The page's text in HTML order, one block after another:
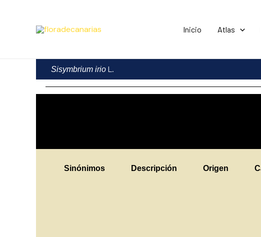
contenido
Inicio Atlas
Sisymbrium irio L.
Sinónimos Descripción Origen